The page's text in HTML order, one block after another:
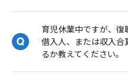
育児休業中ですが、復
借入人、または収入合
るか教えてください。